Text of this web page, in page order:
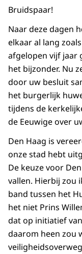
Bruidspaar!
Naar deze dagen
elkaar al lang
afgelopen vijf jaar
het bijzonder. Nu
door uw besluit
het burgerlijk
tijdens de
de Eeuwige over
Den Haag is
onze stad hebt
De keuze voor
vallen. Hierbij zou
band tussen het
het niet Prins
dat op initiatief
daarom heen zou